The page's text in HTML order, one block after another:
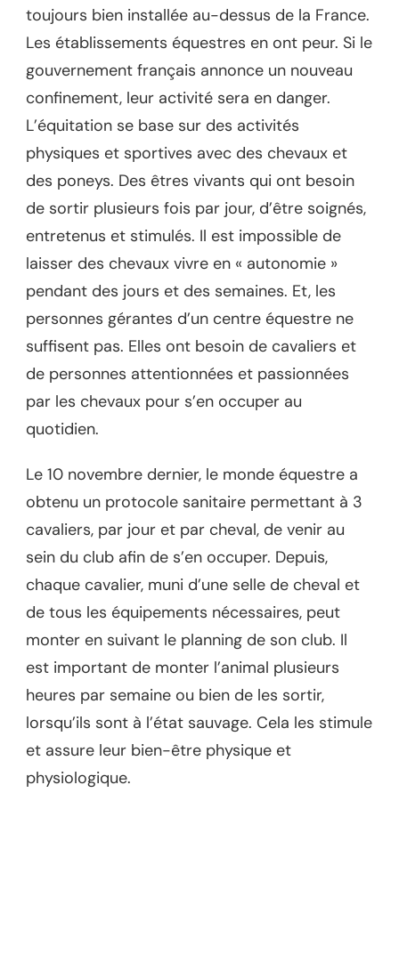
toujours bien installée au-dessus de la France.
Les établissements équestres en ont peur. Si le
gouvernement français annonce un nouveau
confinement, leur activité sera en danger.
L’équitation se base sur des activités
physiques et sportives avec des chevaux et
des poneys. Des êtres vivants qui ont besoin
de sortir plusieurs fois par jour, d’être soignés,
entretenus et stimulés. Il est impossible de
laisser des chevaux vivre en « autonomie »
pendant des jours et des semaines. Et, les
personnes gérantes d’un centre équestre ne
suffisent pas. Elles ont besoin de cavaliers et
de personnes attentionnées et passionnées
par les chevaux pour s’en occuper au
quotidien.
Le 10 novembre dernier, le monde équestre a
obtenu un protocole sanitaire permettant à 3
cavaliers, par jour et par cheval, de venir au
sein du club afin de s’en occuper. Depuis,
chaque cavalier, muni d’une selle de cheval et
de tous les équipements nécessaires, peut
monter en suivant le planning de son club. Il
est important de monter l’animal plusieurs
heures par semaine ou bien de les sortir,
lorsqu’ils sont à l’état sauvage. Cela les stimule
et assure leur bien-être physique et
physiologique.